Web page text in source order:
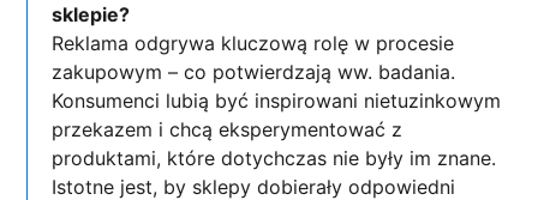
sklepie?
Reklama odgrywa kluczową rolę w procesie
zakupowym – co potwierdzają ww. badania.
Konsumenci lubią być inspirowani nietuzinkowym
przekazem i chcą eksperymentować z
produktami, które dotychczas nie były im znane.
Istotne jest, by sklepy dobierały odpowiedni